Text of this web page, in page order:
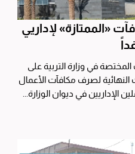
«الممتازة» لإداريي
في وزارة التربية على
النهائية لصرف مكافآت الأعمال
الإداريين في ديوان الوزارة...